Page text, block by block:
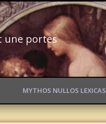
une portes
MYTHOS NULLOS LEXICAS